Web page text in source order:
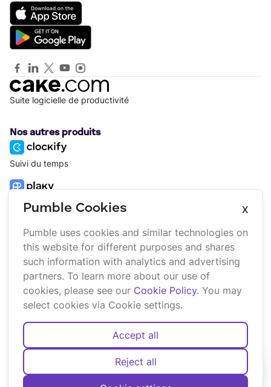
Suite logicielle de productivité
Nos autres produits
Suivi du temps
Gestion de projet
Plateforme
Suite
Marketplace
Mises à jour
Entreprise
À propos
Affiliation
Marque
Pumble Cookies
X
Pumble uses cookies and similar technologies on
this website for different purposes and shares
such information with analytics and advertising
partners. To learn more about our use of
cookies, please see our Cookie Policy. You may
select cookies via Cookie settings.
Accept all
Reject all